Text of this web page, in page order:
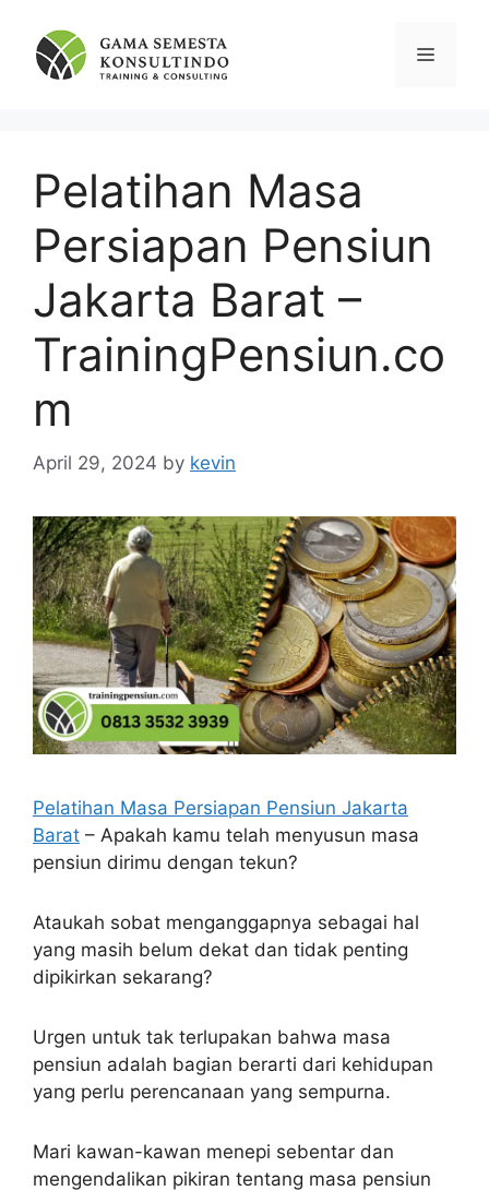
content
Menu
Pelatihan Masa
Persiapan Pensiun
Jakarta Barat –
TrainingPensiun.co
m
April 29, 2024 by kevin
Pelatihan Masa Persiapan Pensiun Jakarta
Barat – Apakah kamu telah menyusun masa
pensiun dirimu dengan tekun?
Ataukah sobat menganggapnya sebagai hal
yang masih belum dekat dan tidak penting
dipikirkan sekarang?
Urgen untuk tak terlupakan bahwa masa
pensiun adalah bagian berarti dari kehidupan
yang perlu perencanaan yang sempurna.
Mari kawan-kawan menepi sebentar dan
mengendalikan pikiran tentang masa pensiun